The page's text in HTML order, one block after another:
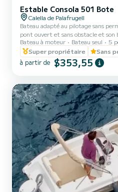
Estable Consola 501 Bote
Calella de Palafrugell
Bateau adapté au pilotage sans
pont ouvert et sans obstacle et
bateau idéal pour passer la journée
amis.
Bateau à moteur Bateau seul 5
Super propriétaire
Sans
à partir de $353,55